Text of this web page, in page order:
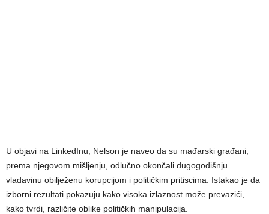
U objavi na LinkedInu, Nelson je naveo da su mađarski građani,
prema njegovom mišljenju, odlučno okončali dugogodišnju
vladavinu obilježenu korupcijom i političkim pritiscima. Istakao je da
izborni rezultati pokazuju kako visoka izlaznost može prevazići,
kako tvrdi, različite oblike političkih manipulacija.